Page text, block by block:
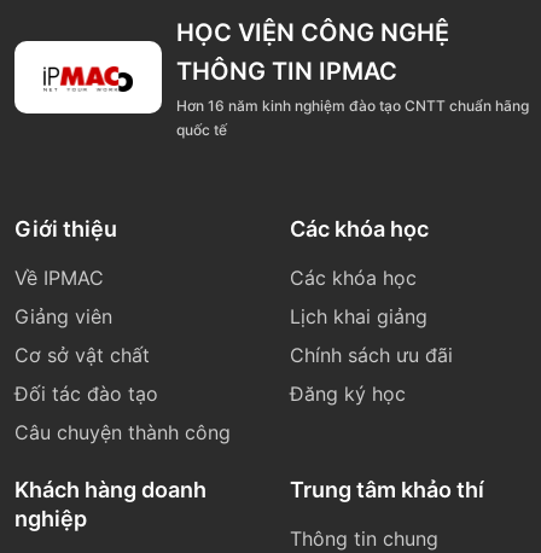
HỌC VIỆN CÔNG NGHỆ
THÔNG TIN IPMAC
Hơn 16 năm kinh nghiệm đào tạo CNTT chuẩn hãng
quốc tế
Giới thiệu
Về IPMAC
Giảng viên
Cơ sở vật chất
Đối tác đào tạo
Câu chuyện thành công
Các khóa học
Các khóa học
Lịch khai giảng
Chính sách ưu đãi
Đăng ký học
Khách hàng doanh
nghiệp
Trung tâm khảo thí
Thông tin chung